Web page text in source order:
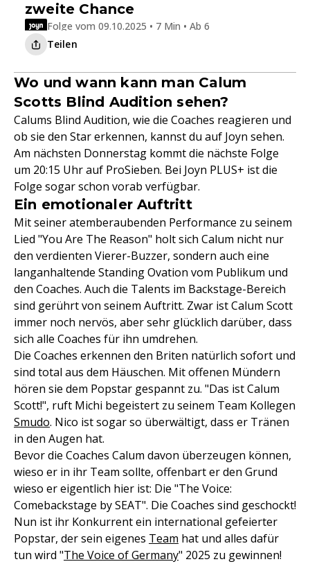
zweite Chance
Folge vom 09.10.2025 • 7 Min • Ab 6
Teilen
Wo und wann kann man Calum
Scotts Blind Audition sehen?
Calums Blind Audition, wie die Coaches reagieren und
ob sie den Star erkennen, kannst du auf Joyn sehen.
Am nächsten Donnerstag kommt die nächste Folge
um 20:15 Uhr auf ProSieben. Bei Joyn PLUS+ ist die
Folge sogar schon vorab verfügbar.
Ein emotionaler Auftritt
Mit seiner atemberaubenden Performance zu seinem
Lied "You Are The Reason" holt sich Calum nicht nur
den verdienten Vierer-Buzzer, sondern auch eine
langanhaltende Standing Ovation vom Publikum und
den Coaches. Auch die Talents im Backstage-Bereich
sind gerührt von seinem Auftritt. Zwar ist Calum Scott
immer noch nervös, aber sehr glücklich darüber, dass
sich alle Coaches für ihn umdrehen.
Die Coaches erkennen den Briten natürlich sofort und
sind total aus dem Häuschen. Mit offenen Mündern
hören sie dem Popstar gespannt zu. "Das ist Calum
Scott!", ruft Michi begeistert zu seinem Team Kollegen
Smudo. Nico ist sogar so überwältigt, dass er Tränen
in den Augen hat.
Bevor die Coaches Calum davon überzeugen können,
wieso er in ihr Team sollte, offenbart er den Grund
wieso er eigentlich hier ist: Die "The Voice:
Comebackstage by SEAT". Die Coaches sind geschockt!
Nun ist ihr Konkurrent ein international gefeierter
Popstar, der sein eigenes Team hat und alles dafür
tun wird "The Voice of Germany" 2025 zu gewinnen!